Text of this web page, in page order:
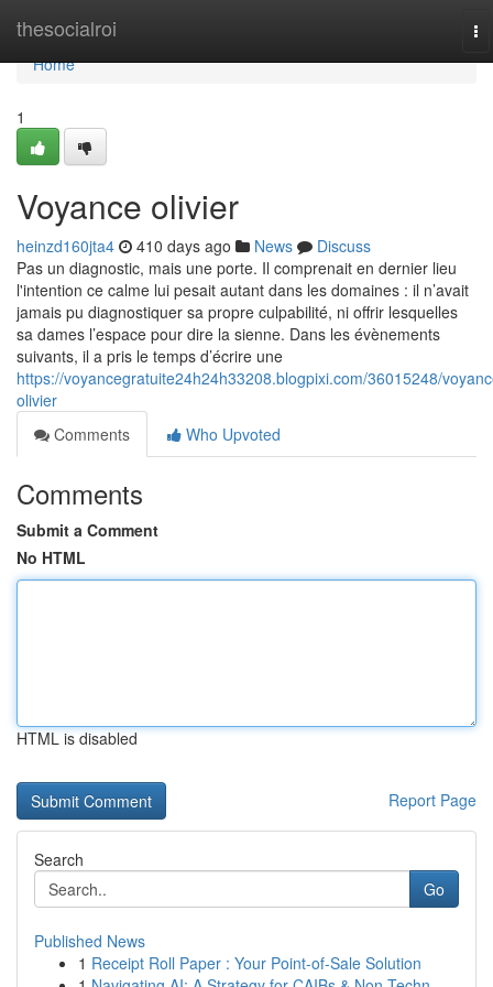
thesocialroi
Home
Home
1
Voyance olivier
heinzd160jta4 410 days ago News
Discuss
Pas un diagnostic, mais une porte. Il comprenait en dernier lieu
l'intention ce calme lui pesait autant dans les domaines : il n’avait
jamais pu diagnostiquer sa propre culpabilité, ni offrir lesquelles
sa dames l’espace pour dire la sienne. Dans les évènements
suivants, il a pris le temps d’écrire une
https://voyancegratuite24h24h33208.blogpixi.com/36015248/
olivier
Comments
Who Upvoted
Comments
Submit a Comment
No HTML
HTML is disabled
Report Page
Search
Go
Published News
1 Receipt Roll Paper : Your Point-of-Sale Solution